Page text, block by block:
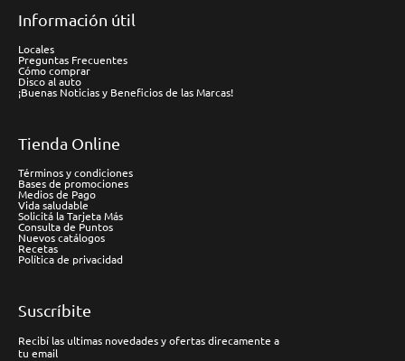
Información útil
Locales
Preguntas Frecuentes
Cómo comprar
Disco al auto
¡Buenas Noticias y Beneficios de las Marcas!
Tienda Online
Términos y condiciones
Bases de promociones
Medios de Pago
Vida saludable
Solicitá la Tarjeta Más
Consulta de Puntos
Nuevos catálogos
Recetas
Política de privacidad
Suscríbite
Recibí las ultimas novedades y ofertas direcamente a
tu email